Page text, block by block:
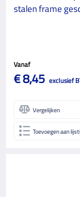
stalen frame
Vanaf
€ 8,45 exclusief
Vergelijken
Toevoegen aan